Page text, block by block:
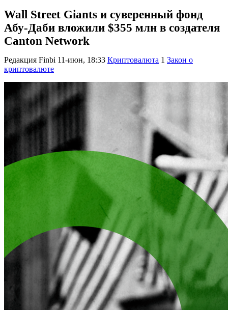
Wall Street Giants и суверенный фонд
Абу-Даби вложили $355 млн в создателя
Canton Network
Редакция Finbi 11-июн, 18:33 Криптовалюта 1 Закон о
криптовалюте